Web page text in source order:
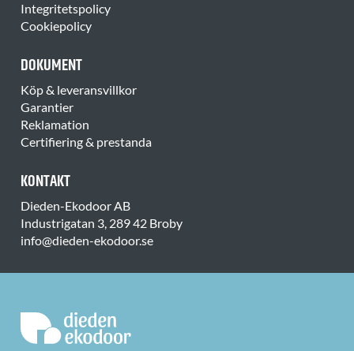
Integritetspolicy
Cookiepolicy
DOKUMENT
Köp & leveransvillkor
Garantier
Reklamation
Certifiering & prestanda
KONTAKT
Dieden-Ekodoor AB
Industrigatan 3, 289 42 Broby
info@dieden-ekodoor.se